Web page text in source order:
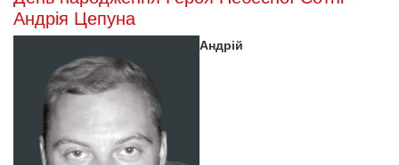
Андрія Цепуна
Андрій